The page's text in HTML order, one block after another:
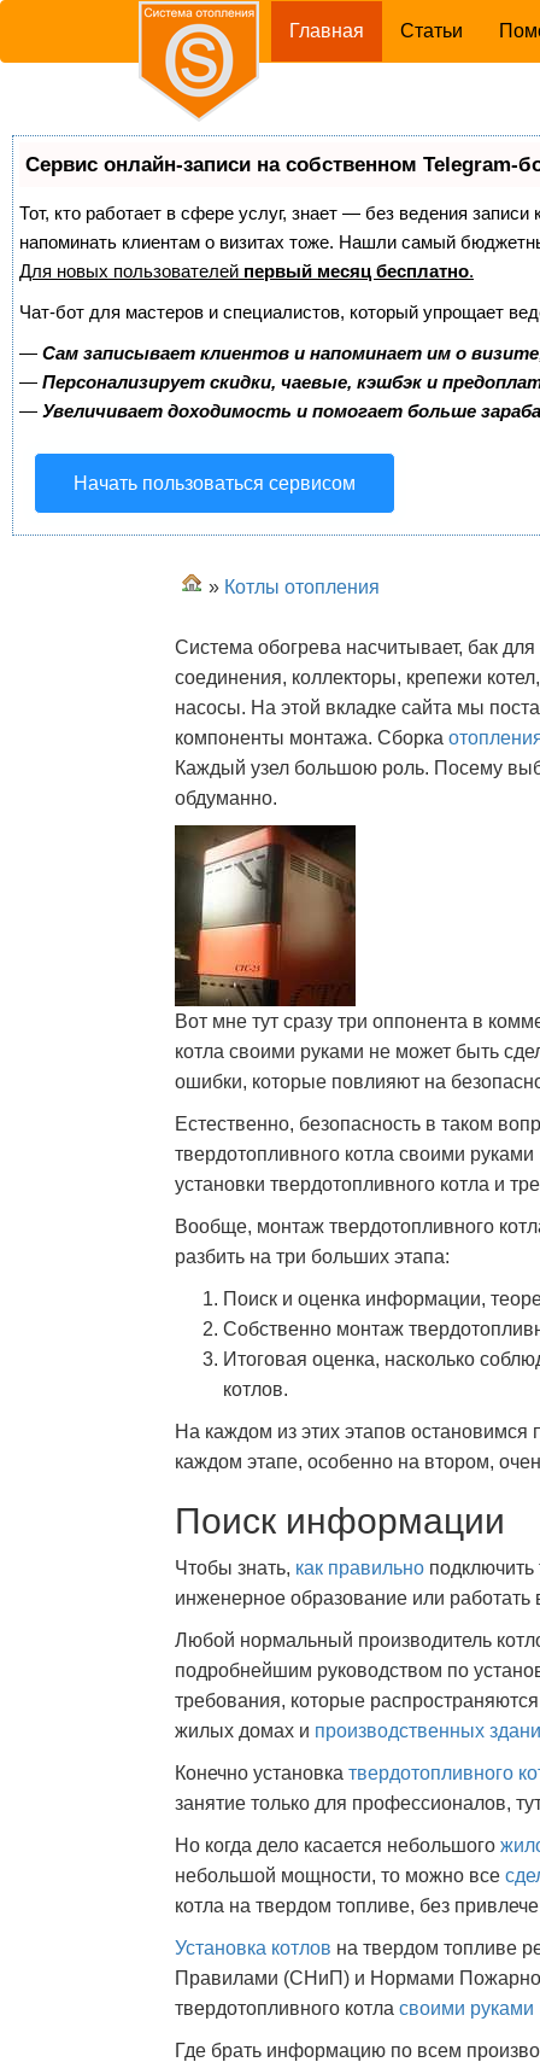
Главная (current)
Статьи
Сервис онлайн-записи на собственном Telegram-
Тот, кто работает в сфере услуг, знает — без ведения
напоминать клиентам о визитах тоже. Нашли самый
Для новых пользователей первый месяц бесплатно.
Чат-бот для мастеров и специалистов, который упрощает
— Сам записывает клиентов и напоминает им о
— Персонализирует скидки, чаевые, кэшбэк и
— Увеличивает доходимость и помогает больше
Начать пользоваться сервисом
» Котлы отопления
Система обогрева насчитывает, бак
соединения, коллекторы, крепежи
насосы. На этой вкладке сайта мы
компоненты монтажа. Сборка
Каждый узел большою роль. Посему
обдуманно.
Вот мне тут сразу три оппонента в
котла своими руками не может быть
ошибки, которые повлияют на
Естественно, безопасность в таком
твердотопливного котла своими
установки твердотопливного котла и
Вообще, монтаж твердотопливного
разбить на три больших этапа:
Поиск и оценка информации,
Собственно монтаж
Итоговая оценка, насколько
котлов.
На каждом из этих этапов
каждом этапе, особенно на втором,
Поиск информации
Чтобы знать, как правильно
инженерное образование или
Любой нормальный производитель
подробнейшим руководством по
требования, которые
жилых домах и производственных
Конечно установка твердотопливного
занятие только для профессионалов,
Но когда дело касается небольшого
небольшой мощности, то можно все
котла на твердом топливе, без
Установка котлов на твердом топливе
Правилами (СНиП) и Нормами
твердотопливного котла своими руками
Где брать информацию по всем